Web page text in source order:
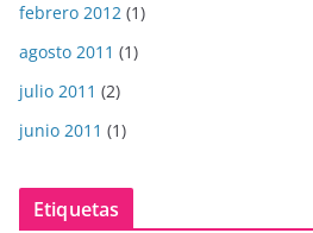
febrero 2012 (1)
agosto 2011 (1)
julio 2011 (2)
junio 2011 (1)
Etiquetas